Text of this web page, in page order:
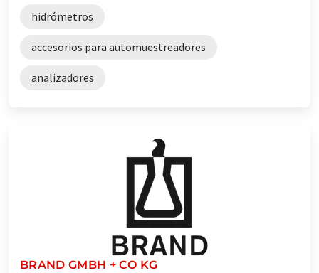
hidrómetros
accesorios para automuestreadores
analizadores
BRAND GMBH + CO KG